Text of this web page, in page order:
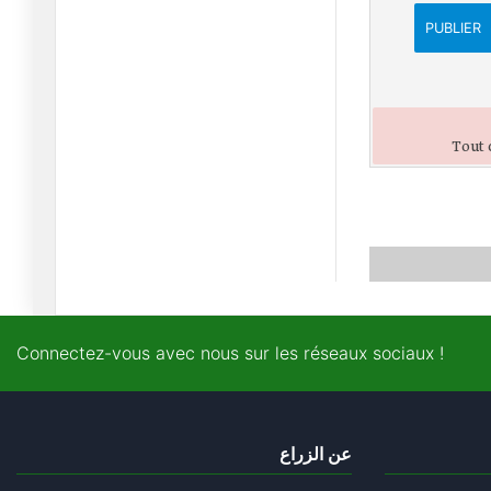
19/12/2025
هل النظام ضعيف فعلا
أمين محفوظ... عندما
PUBLIER
Tout
Connectez-vous avec nous sur les réseaux sociaux !
عن الزراع